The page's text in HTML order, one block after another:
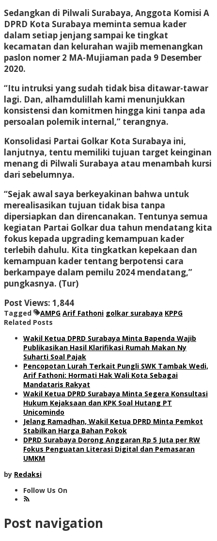
Sedangkan di Pilwali Surabaya, Anggota Komisi A
DPRD Kota Surabaya meminta semua kader
dalam setiap jenjang sampai ke tingkat
kecamatan dan kelurahan wajib memenangkan
paslon nomer 2 MA-Mujiaman pada 9 Desember
2020.
“Itu intruksi yang sudah tidak bisa ditawar-tawar
lagi. Dan, alhamdulillah kami menunjukkan
konsistensi dan komitmen hingga kini tanpa ada
persoalan polemik internal,” terangnya.
Konsolidasi Partai Golkar Kota Surabaya ini,
lanjutnya, tentu memiliki tujuan target keinginan
menang di Pilwali Surabaya atau menambah kursi
dari sebelumnya.
“Sejak awal saya berkeyakinan bahwa untuk
merealisasikan tujuan tidak bisa tanpa
dipersiapkan dan direncanakan. Tentunya semua
kegiatan Partai Golkar dua tahun mendatang kita
fokus kepada upgrading kemampuan kader
terlebih dahulu. Kita tingkatkan kepekaan dan
kemampuan kader tentang berpotensi cara
berkampaye dalam pemilu 2024 mendatang,”
pungkasnya. (Tur)
Post Views: 1,844
Tagged AMPG Arif Fathoni golkar surabaya KPPG
Related Posts
Wakil Ketua DPRD Surabaya Minta Bapenda Wajib
Publikasikan Hasil Klarifikasi Rumah Makan Ny
Suharti Soal Pajak
Pencopotan Lurah Terkait Pungli SWK Tambak Wedi,
Arif Fathoni: Hormati Hak Wali Kota Sebagai
Mandataris Rakyat
Wakil Ketua DPRD Surabaya Minta Segera Konsultasi
Hukum Kejaksaan dan KPK Soal Hutang PT
Unicomindo
Jelang Ramadhan, Wakil Ketua DPRD Minta Pemkot
Stabilkan Harga Bahan Pokok
DPRD Surabaya Dorong Anggaran Rp 5 Juta per RW
Fokus Penguatan Literasi Digital dan Pemasaran
UMKM
by Redaksi
Follow Us On
Post navigation